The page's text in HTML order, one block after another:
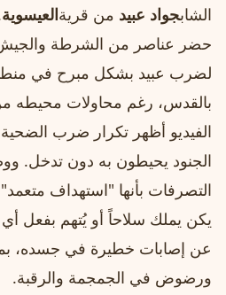
الشابجواد عبيد من قريةالعيسوية
حضر عناصر من الشرطة والجيش
لضرب عبيد بشكل مبرح في
بالقدس، رغم محاولات محيطه
الفيديو أظهر تكرار ضرب الضحية
الجنود يحيطون به دون تدخل.
التصرفات بأنها "استهداف
يكن يملك سلاحاً أو يُتهم بفعل أي
عن إصابات خطيرة في جسده،
ورضوض في الجمجمة والرقبة.